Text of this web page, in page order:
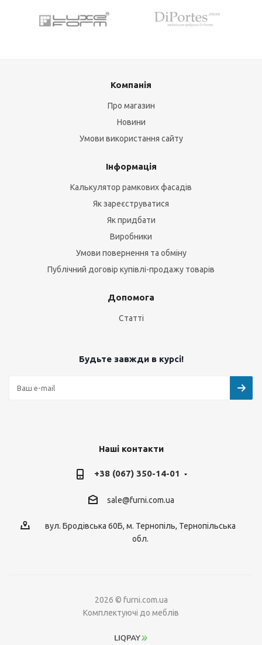
Компанія
Про магазин
Новини
Умови використання сайту
Інформація
Калькулятор рамкових фасадів
Як зареєструватися
Як придбати
Виробники
Умови повернення та обміну
Публічний договір купівлі-продажу товарів
Допомога
Статті
Будьте завжди в курсі!
Наші контакти
+38 (067) 350-14-01
sale@furni.com.ua
вул. Бродівська 60Б, м. Тернопіль, Тернопільська
обл.
2026 © furni.com.ua
Комплектуючі до меблів